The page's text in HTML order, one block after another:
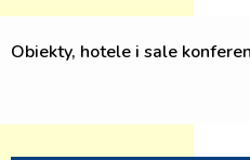
Obiekty, hotele i sale